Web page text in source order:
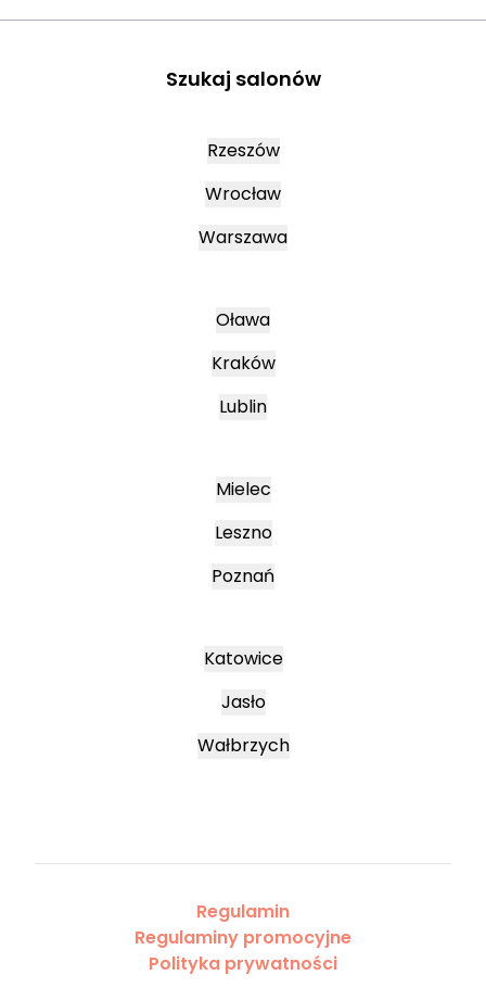
Szukaj salonów
Rzeszów
Wrocław
Warszawa
Oława
Kraków
Lublin
Mielec
Leszno
Poznań
Katowice
Jasło
Wałbrzych
Regulamin
Regulaminy promocyjne
Polityka prywatności